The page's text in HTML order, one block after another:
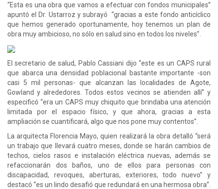
“Esta es una obra que vamos a efectuar con fondos municipales”
apuntó el Dr. Ustarroz y subrayó “gracias a este fondo anticíclico
que hemos generado oportunamente, hoy tenemos un plan de
obra muy ambicioso, no sólo en salud sino en todos los niveles”.
El secretario de salud, Pablo Cassiani dijo “este es un CAPS rural
que abarca una densidad poblacional bastante importante -son
casi 5 mil personas- que alcanzan las localidades de Agote,
Gowland y alrededores. Todos estos vecinos se atienden allí” y
especificó “era un CAPS muy chiquito que brindaba una atención
limitada por el espacio físico, y que ahora, gracias a esta
ampliación se cuantificará, algo que nos pone muy contentos”.
La arquitecta Florencia Mayo, quien realizará la obra detalló “será
un trabajo que llevará cuatro meses, donde se harán cambios de
techos, cielos rasos e instalación eléctrica nuevas, además se
refaccionarán dos baños, uno de ellos para personas con
discapacidad, revoques, aberturas, exteriores, todo nuevo” y
destacó “es un lindo desafió que redundará en una hermosa obra”.